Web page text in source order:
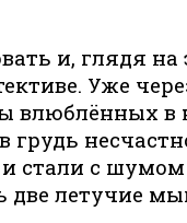
и, глядя
Уже
влюблённых в
грудь
стали с
две летучие